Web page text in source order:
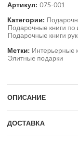
Артикул: 075-001
Категории:
Подарочные книги по
Подарочные книги
Метки: Интерьерные
Элитные подарки
ОПИСАНИЕ
ДОСТАВКА